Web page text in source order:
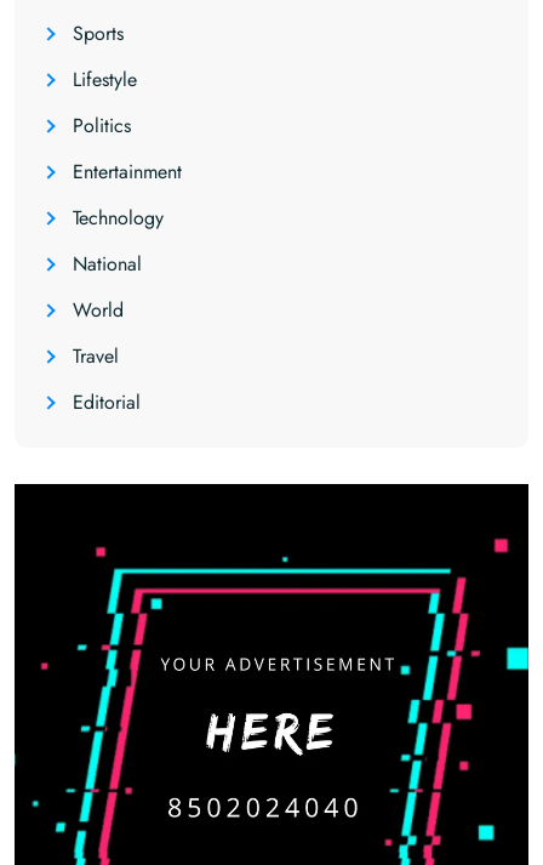
Sports
Lifestyle
Politics
Entertainment
Technology
National
World
Travel
Editorial